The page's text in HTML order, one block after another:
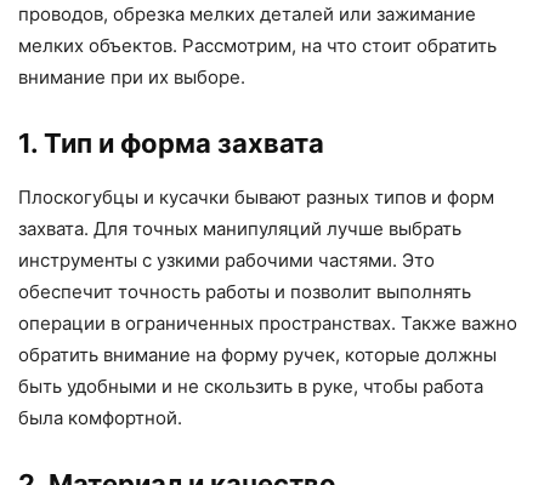
проводов, обрезка мелких деталей или зажимание
мелких объектов. Рассмотрим, на что стоит обратить
внимание при их выборе.
1. Тип и форма захвата
Плоскогубцы и кусачки бывают разных типов и форм
захвата. Для точных манипуляций лучше выбрать
инструменты с узкими рабочими частями. Это
обеспечит точность работы и позволит выполнять
операции в ограниченных пространствах. Также важно
обратить внимание на форму ручек, которые должны
быть удобными и не скользить в руке, чтобы работа
была комфортной.